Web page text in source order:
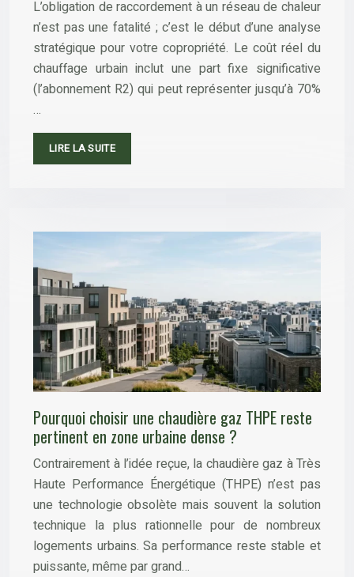
L’obligation de raccordement à un réseau de chaleur
n’est pas une fatalité ; c’est le début d’une analyse
stratégique pour votre copropriété. Le coût réel du
chauffage urbain inclut une part fixe significative
(l’abonnement R2) qui peut représenter jusqu’à 70%
…
LIRE LA SUITE
Pourquoi choisir une chaudière gaz THPE reste
pertinent en zone urbaine dense ?
Contrairement à l’idée reçue, la chaudière gaz à Très
Haute Performance Énergétique (THPE) n’est pas
une technologie obsolète mais souvent la solution
technique la plus rationnelle pour de nombreux
logements urbains. Sa performance reste stable et
puissante, même par grand…